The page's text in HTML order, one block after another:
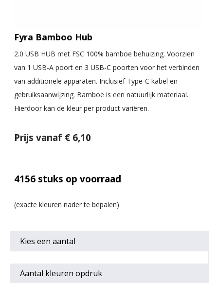
Fyra Bamboo Hub
2.0 USB HUB met FSC 100% bamboe behuizing. Voorzien
van 1 USB-A poort en 3 USB-C poorten voor het verbinden
van additionele apparaten. Inclusief Type-C kabel en
gebruiksaanwijzing. Bamboe is een natuurlijk materiaal.
Hierdoor kan de kleur per product variëren.
Prijs vanaf € 6,10
4156 stuks op voorraad
Kies een aantal
Aantal kleuren opdruk